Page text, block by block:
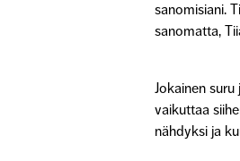
sanomisiani.
sanomatta,
Jokainen
vaikuttaa
nähdyksi ja